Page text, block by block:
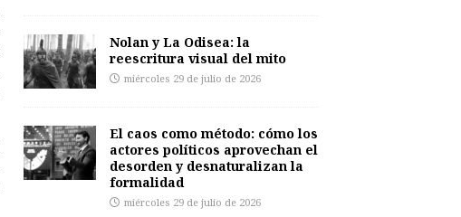
Nolan y La Odisea: la
reescritura visual del mito
miércoles 29 de julio de 2026
El caos como método: cómo los
actores políticos aprovechan el
desorden y desnaturalizan la
formalidad
miércoles 29 de julio de 2026